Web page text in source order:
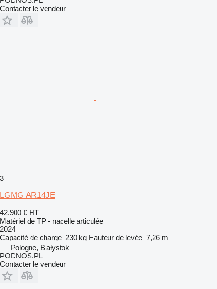
Contacter le vendeur
3
LGMG AR14JE
42.900 € HT
Matériel de TP - nacelle articulée
2024
Capacité de charge 230 kg Hauteur de levée 7,26 m
Pologne, Białystok
PODNOS.PL
Contacter le vendeur